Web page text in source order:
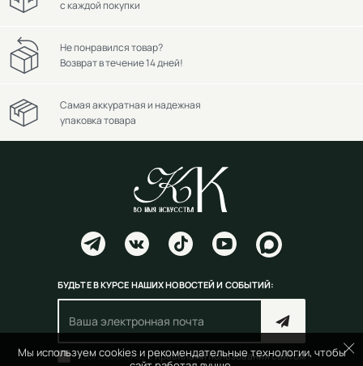
Мы используем cookies и рекомендательные технологии, чтобы
с каждой покупки
Не понравился товар?
Возврат в течение 14 дней!
Самая аккуратная и надежная
упаковка товара
БУДЬТЕ В КУРСЕ НАШИХ НОВОСТЕЙ И СОБЫТИЙ:
Согласен(на) справилами пользования сайтом